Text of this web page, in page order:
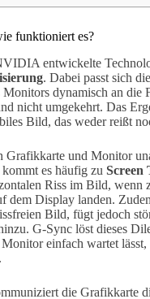
funktioniert es?
entwickelte
. Dabei passt sich die
dynamisch an die
nicht umgekehrt. Das
Bild, das weder reißt
Grafikkarte und Monitor
es häufig zu Screen
Riss im Bild, wenn
dem Display landen.
Bild, fügt jedoch
G-Sync löst dieses
einfach wartet lässt,
die Grafikkarte